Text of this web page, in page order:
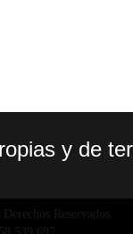
Reservados.
y de